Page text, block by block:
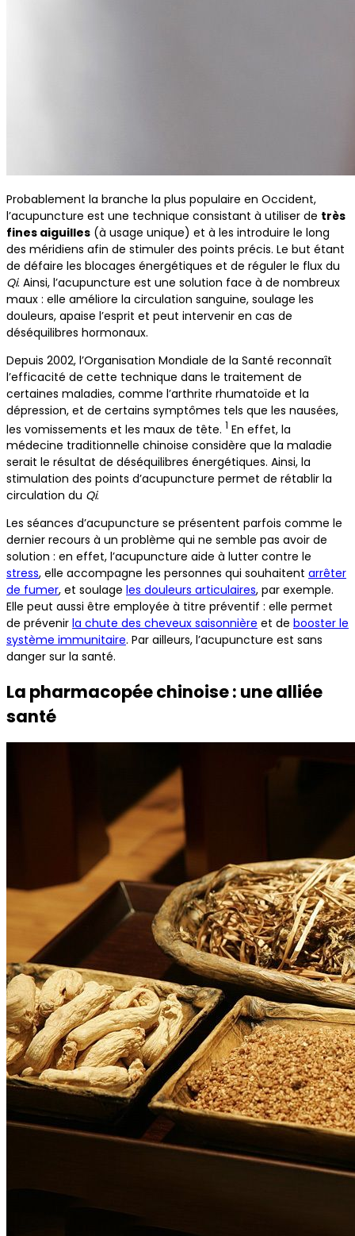
Probablement la branche la plus populaire en Occident,
l’acupuncture est une technique consistant à utiliser de très
fines aiguilles (à usage unique) et à les introduire le long
des méridiens afin de stimuler des points précis. Le but étant
de défaire les blocages énergétiques et de réguler le flux du
Qi. Ainsi, l’acupuncture est une solution face à de nombreux
maux : elle améliore la circulation sanguine, soulage les
douleurs, apaise l’esprit et peut intervenir en cas de
déséquilibres hormonaux.
Depuis 2002, l’Organisation Mondiale de la Santé reconnaît
l’efficacité de cette technique dans le traitement de
certaines maladies, comme l’arthrite rhumatoïde et la
dépression, et de certains symptômes tels que les nausées,
les vomissements et les maux de tête. 1 En effet, la
médecine traditionnelle chinoise considère que la maladie
serait le résultat de déséquilibres énergétiques. Ainsi, la
stimulation des points d’acupuncture permet de rétablir la
circulation du Qi.
Les séances d’acupuncture se présentent parfois comme le
dernier recours à un problème qui ne semble pas avoir de
solution : en effet, l’acupuncture aide à lutter contre le
stress, elle accompagne les personnes qui souhaitent arrêter
de fumer, et soulage les douleurs articulaires, par exemple.
Elle peut aussi être employée à titre préventif : elle permet
de prévenir la chute des cheveux saisonnière et de booster le
système immunitaire. Par ailleurs, l’acupuncture est sans
danger sur la santé.
La pharmacopée chinoise : une alliée
santé